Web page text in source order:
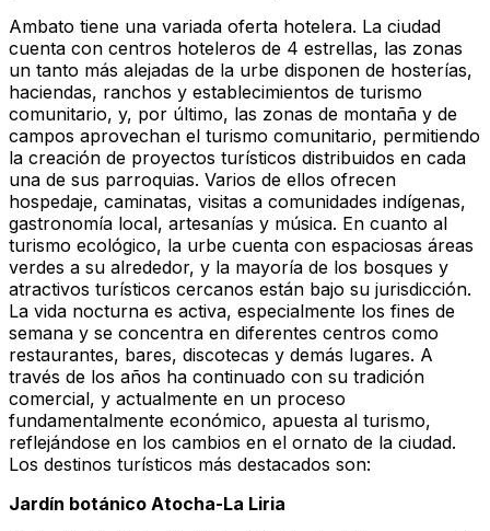
Ambato tiene una variada oferta hotelera. La ciudad
cuenta con centros hoteleros de 4 estrellas, las zonas
un tanto más alejadas de la urbe disponen de hosterías,
haciendas, ranchos y establecimientos de turismo
comunitario, y, por último, las zonas de montaña y de
campos aprovechan el turismo comunitario, permitiendo
la creación de proyectos turísticos distribuidos en cada
una de sus parroquias. Varios de ellos ofrecen
hospedaje, caminatas, visitas a comunidades indígenas,
gastronomía local, artesanías y música. En cuanto al
turismo ecológico, la urbe cuenta con espaciosas áreas
verdes a su alrededor, y la mayoría de los bosques y
atractivos turísticos cercanos están bajo su jurisdicción.
La vida nocturna es activa, especialmente los fines de
semana y se concentra en diferentes centros como
restaurantes, bares, discotecas y demás lugares. A
través de los años ha continuado con su tradición
comercial, y actualmente en un proceso
fundamentalmente económico, apuesta al turismo,
reflejándose en los cambios en el ornato de la ciudad.
Los destinos turísticos más destacados son:
Jardín botánico Atocha-La Liria